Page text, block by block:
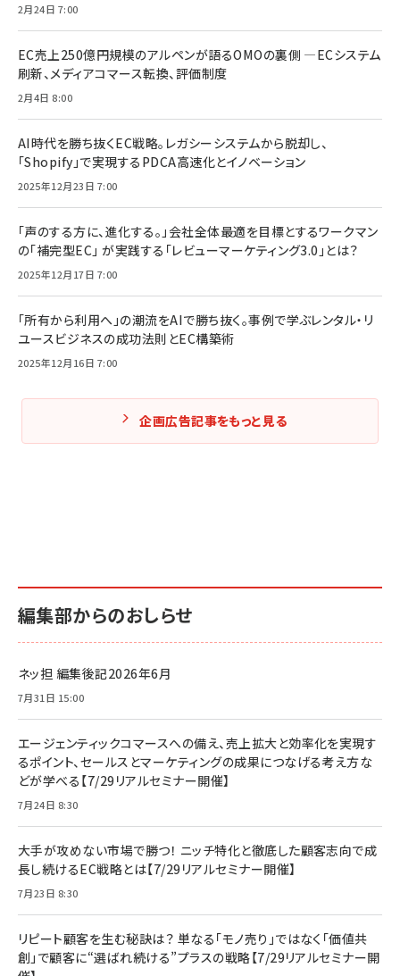
2月24日 7:00
EC売上250億円規模のアルペンが語るOMOの裏側 ―ECシステム
刷新、メディアコマース転換、評価制度
2月4日 8:00
AI時代を勝ち抜くEC戦略。レガシーシステムから脱却し、
「Shopify」で実現するPDCA高速化とイノベーション
2025年12月23日 7:00
「声のする方に、進化する。」会社全体最適を目標とするワークマン
の「補完型EC」 が実践する「レビューマーケティング3.0」とは？
2025年12月17日 7:00
「所有から利用へ」の潮流をAIで勝ち抜く。事例で学ぶレンタル・リ
ユースビジネスの成功法則とEC構築術
2025年12月16日 7:00
企画広告記事をもっと見る
編集部からのおしらせ
ネッ担 編集後記2026年6月
7月31日 15:00
エージェンティックコマースへの備え、売上拡大と効率化を実現す
るポイント、セールスとマーケティングの成果につなげる考え方な
どが学べる【7/29リアルセミナー開催】
7月24日 8:30
大手が攻めない市場で勝つ！ ニッチ特化と徹底した顧客志向で成
長し続けるEC戦略とは【7/29リアルセミナー開催】
7月23日 8:30
リピート顧客を生む秘訣は？ 単なる「モノ売り」ではなく「価値共
創」で顧客に“選ばれ続ける”プラスの戦略【7/29リアルセミナー開